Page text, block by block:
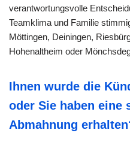
verantwortungsvolle
Teamklima und Familie
Möttingen, Deiningen,
Hohenaltheim oder
Ihnen wurde die
oder Sie haben eine
Abmahnung